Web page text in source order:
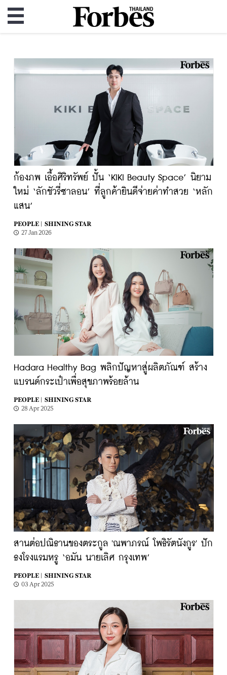
ก้องภพ เอื้อศิริทรัพย์ ปั้น ‘KIKI Beauty Space’ นิยาม
ใหม่ ‘ลักชัวรี่ซาลอน’ ที่ลูกค้ายินดีจ่ายค่าทำสวย ‘หลัก
แสน’
PEOPLE |
SHINING STAR
27 Jan 2026
Hadara Healthy Bag พลิกปัญหาสู่ผลิตภัณฑ์ สร้าง
แบรนด์กระเป๋าเพื่อสุขภาพร้อยล้าน
PEOPLE |
SHINING STAR
28 Apr 2025
สานต่อปณิธานของตระกูล 'ณพาภรณ์ โพธิรัตนังกูร' ปัก
ธงโรงแรมหรู ‘อมัน นายเลิศ กรุงเทพ’
PEOPLE |
SHINING STAR
03 Apr 2025